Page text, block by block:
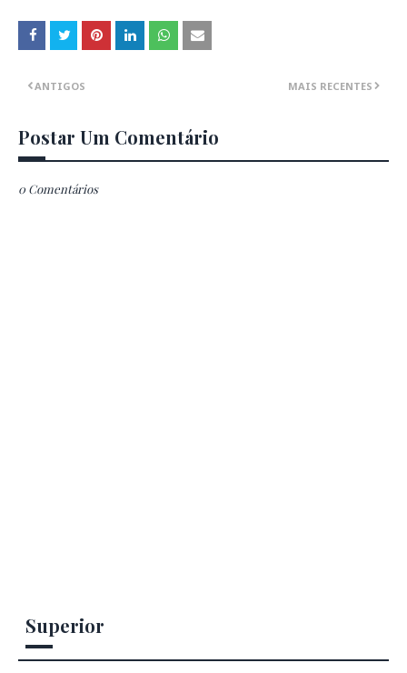
MAIS RECENTES
ANTIGOS
Postar Um Comentário
0 Comentários
Superior